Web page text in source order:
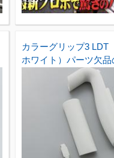
カラーグリップ3 LDT
ホワイト）パーツ欠品